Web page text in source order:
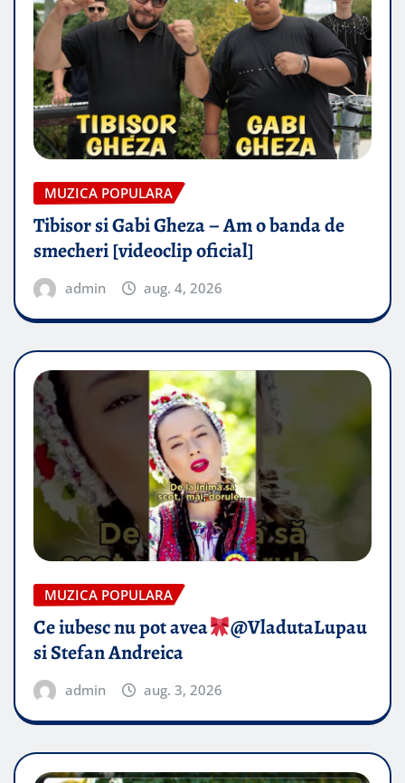
MUZICA POPULARA
Tibisor si Gabi Gheza – Am o banda de
smecheri [videoclip oficial]
admin aug. 4, 2026
MUZICA POPULARA
Ce iubesc nu pot avea
​@VladutaLupau
si Stefan Andreica
admin aug. 3, 2026